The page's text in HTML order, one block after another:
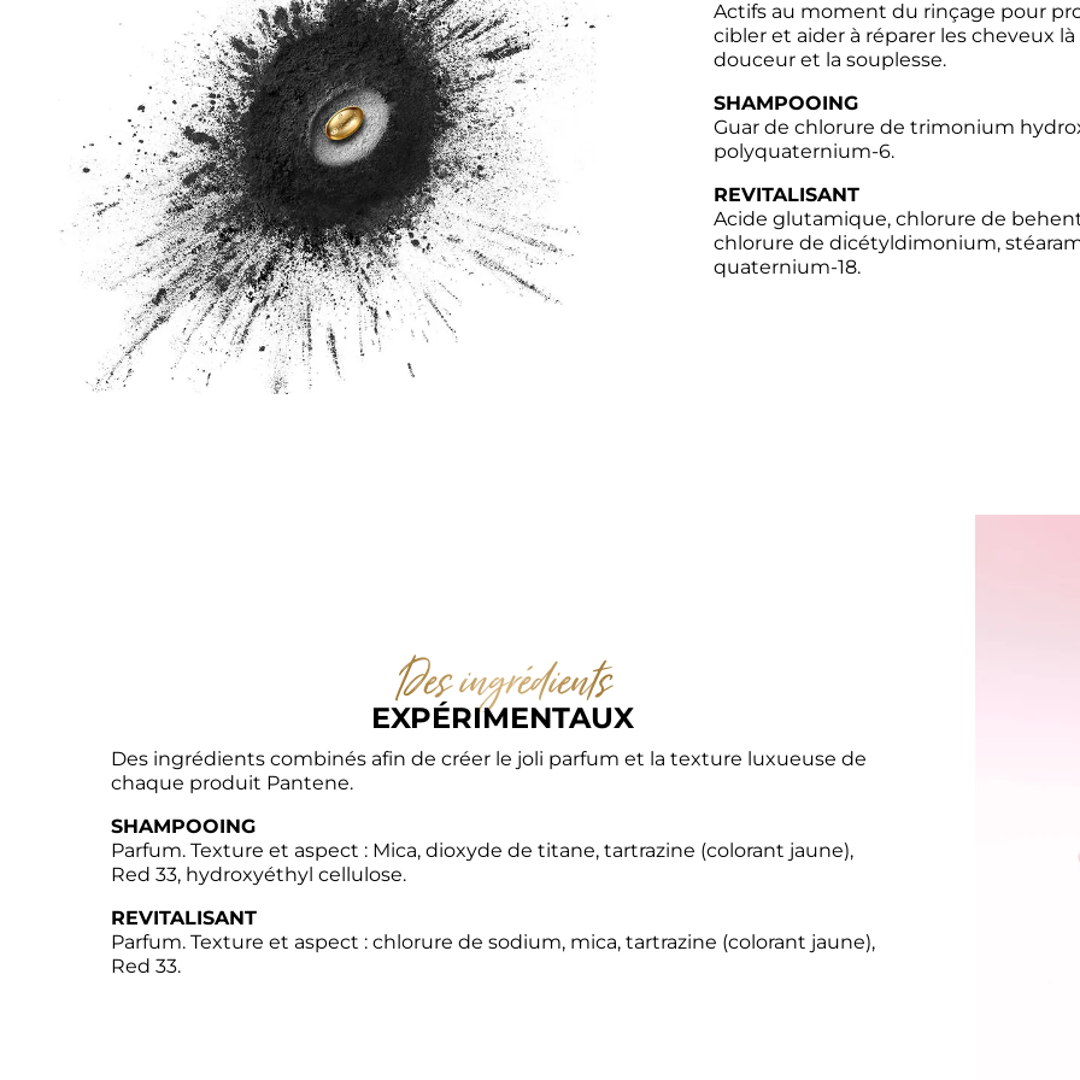
Actifs au moment du rinçage pour
cibler et aider à réparer les cheveux
douceur et la souplesse.
SHAMPOOING
Guar de chlorure de trimonium
polyquaternium-6.
REVITALISANT
Acide glutamique, chlorure de
chlorure de dicétyldimonium,
quaternium-18.
Des ingrédients
EXPÉRIMENTAUX
Des ingrédients combinés afin de créer le joli parfum et la texture luxueuse de
chaque produit Pantene.
SHAMPOOING
Parfum. Texture et aspect : Mica, dioxyde de titane, tartrazine (colorant jaune),
Red 33, hydroxyéthyl cellulose.
REVITALISANT
Parfum. Texture et aspect : chlorure de sodium, mica, tartrazine (colorant jaune),
Red 33.